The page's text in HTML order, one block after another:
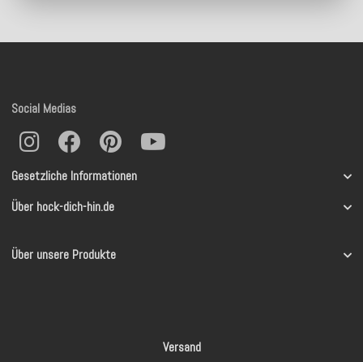
Gesetzliche Informationen
Über hock-dich-hin.de
Über unsere Produkte
Social Medias
Versand